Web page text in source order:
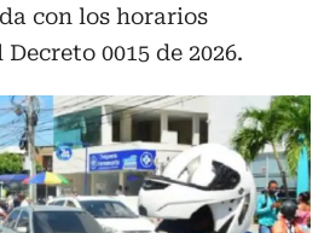
con los horarios
0015 de 2026.